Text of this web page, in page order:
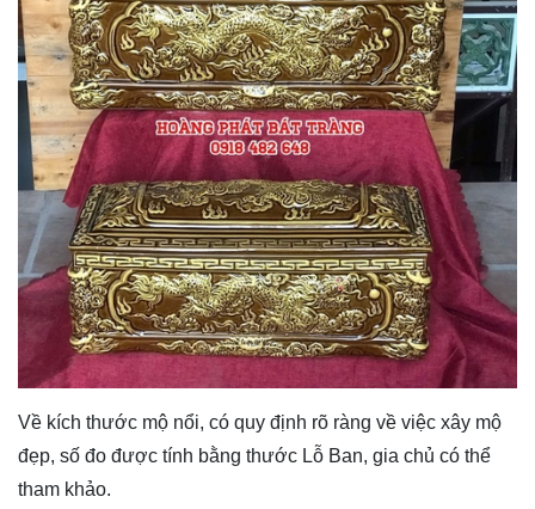
Về kích thước mộ nổi, có quy định rõ ràng về việc xây mộ
đẹp, số đo được tính bằng thước Lỗ Ban, gia chủ có thể
tham khảo.